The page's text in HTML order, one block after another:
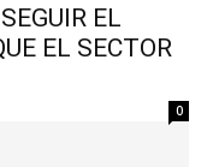
EL
EL SECTOR
0